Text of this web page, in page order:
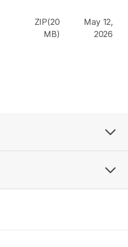
ZIP(20
MB)
May 12,
2026